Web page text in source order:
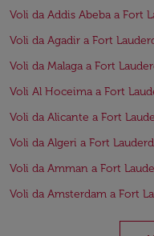
Voli da Addis Abeba a Fort
Voli da Agadir a Fort
Voli da Malaga a Fort
Voli Al Hoceima a Fort
Voli da Alicante a Fort
Voli da Algeri a Fort
Voli da Amman a Fort
Voli da Amsterdam a Fort